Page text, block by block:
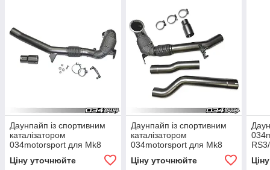
Даунпайп із спортивним
каталізатором
034motorsport для Mk8
кріпленням)
Ціну уточнюйте
Даунпайп із спортивним
каталізатором
034motorsport для Mk8
комплекті з кріпленням)
Ціну уточнюйте